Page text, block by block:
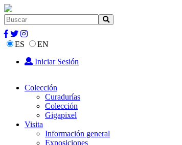
ES
EN
Iniciar Sesión
Colección
Curadurías
Colección
Gigapixel
Visita
Información general
Exposiciones